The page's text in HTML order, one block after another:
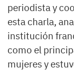
periodista y
esta charla,
institución
como el
mujeres y